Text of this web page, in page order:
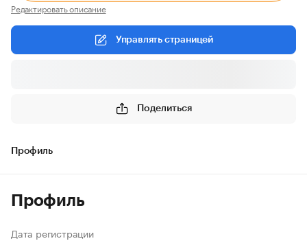
Редактировать описание
Управлять страницей
Поделиться
Профиль
Профиль
Дата регистрации